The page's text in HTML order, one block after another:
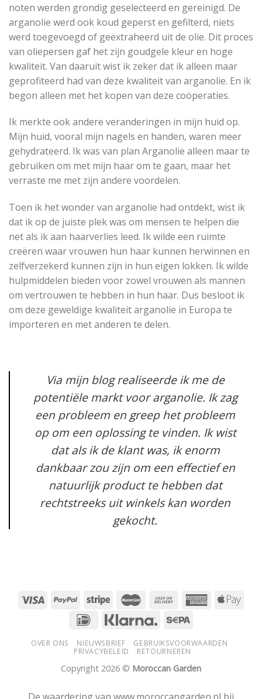
noten werden grondig geselecteerd en gereinigd. De
arganolie werd ook koud geperst en gefilterd, niets
werd toegevoegd of geëxtraheerd uit de olie. Dit proces
van oliepersen gaf het zijn goudgele kleur en hoge
kwaliteit. Van daaruit wist ik zeker dat ik alleen maar
geprofiteerd had van deze kwaliteit van arganolie. En ik
begon alleen met het kopen van deze coöperaties.
Ik merkte ook andere veranderingen in mijn huid op.
Mijn huid, vooral mijn nagels en handen, waren meer
gehydrateerd. Ik was van plan Arganolie alleen maar te
gebruiken om met mijn haar om te gaan, maar het
verraste me met zijn andere voordelen.
Toen ik het wonder van arganolie had ontdekt, wist ik
dat ik op de juiste plek was om mensen te helpen die
net als ik aan haarverlies leed. Ik wilde een ruimte
creëren waar vrouwen hun haar kunnen herwinnen en
zelfverzekerd kunnen zijn in hun eigen lokken. Ik wilde
hulpmiddelen bieden voor zowel vrouwen als mannen
om vertrouwen te hebben in hun haar. Dus besloot ik
om deze geweldige kwaliteit arganolie in Europa te
importeren en met anderen te delen.
Via mijn blog realiseerde ik me de
potentiële markt voor arganolie. Ik zag
een probleem en greep het probleem
op om een oplossing te vinden. Ik wist
dat als ik de klant was, ik enorm
dankbaar zou zijn om een effectief en
natuurlijk product te hebben dat
rechtstreeks uit winkels kan worden
gekocht.
OVER ONS NIEUWSBRIEF
GEBRUIKSVOORWAARDEN
PRIVACYBELEID
RETOURNEREN
Copyright 2026 © Moroccan Garden